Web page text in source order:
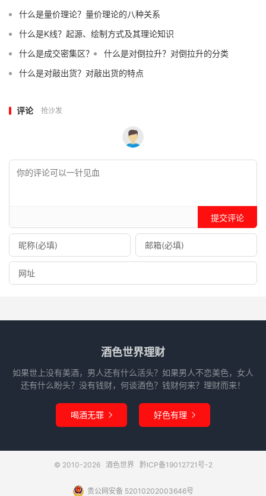
什么是量价理论？量价理论的八种关系
什么是K线？起源、绘制方式及其理论知识
什么是成交密集区？
什么是对倒拉升？对倒拉升的分类
什么是对敲出货？对敲出货的特点
评论 抢沙发
提交评论
酒色世界理财
如果世上没有美酒，男人还有什么活头？如果男人不恋美色，女人
还有什么盼头？没有钱财，何谈酒色？钱财何来？理财而来！
喝酒无罪  好色有理 
© 2010-2026 酒色世界 黔ICP备19012721号-2
贵公网安备 52010202003646号